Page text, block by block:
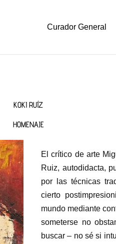
Curador General
KOKI RUÍZ
HOMENAJE
El crítico de arte
Ruiz, autodidacta,
por las técnicas
cierto
mundo mediante
someterse no
buscar – no sé si